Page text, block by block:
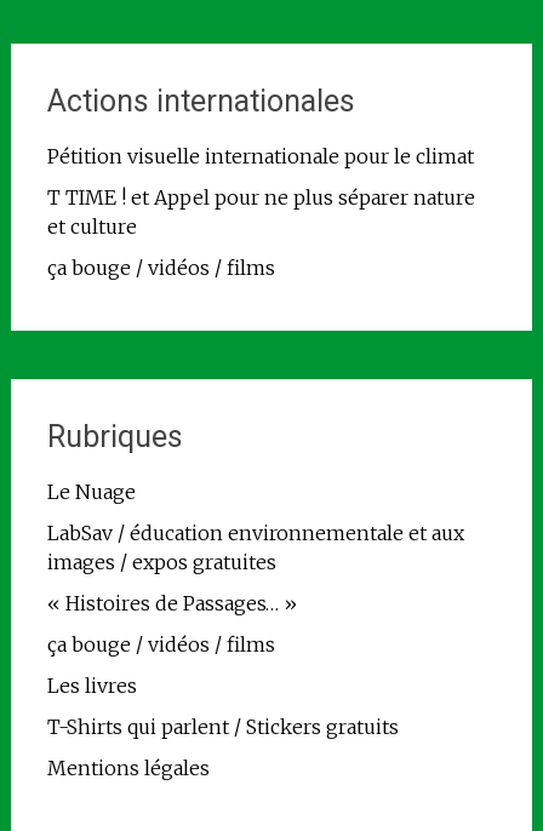
Actions internationales
Pétition visuelle internationale pour le climat
T TIME ! et Appel pour ne plus séparer nature
et culture
ça bouge / vidéos / films
Rubriques
Le Nuage
LabSav / éducation environnementale et aux
images / expos gratuites
« Histoires de Passages… »
ça bouge / vidéos / films
Les livres
T-Shirts qui parlent / Stickers gratuits
Mentions légales